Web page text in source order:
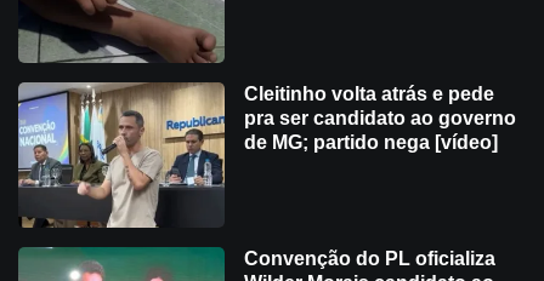
Cleitinho volta atrás e pede
pra ser candidato ao governo
de MG; partido nega [vídeo]
Convenção do PL oficializa